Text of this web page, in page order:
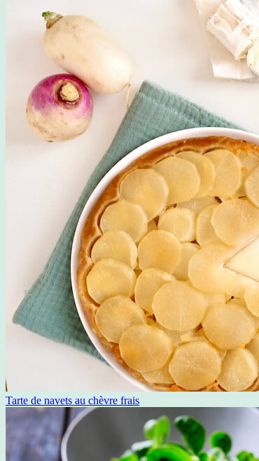
Tarte de navets au chèvre frais